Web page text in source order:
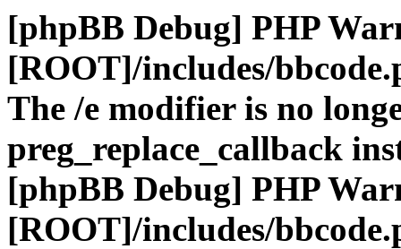
[phpBB Debug] PHP
[ROOT]/includes/
The /e modifier is no
preg_replace_callback
[phpBB Debug] PHP
[ROOT]/includes/